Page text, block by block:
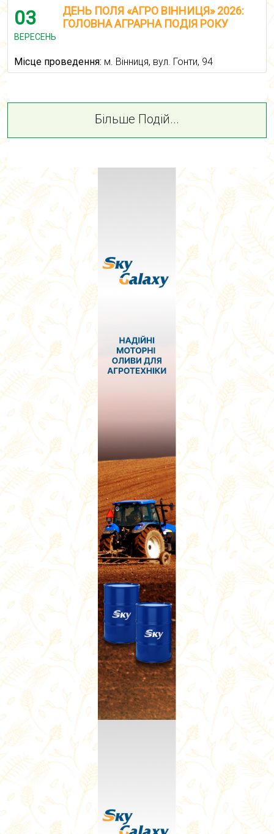
03
ВЕРЕСЕНЬ
ДЕНЬ ПОЛЯ «АГРО ВІННИЦЯ» 2026:
ГОЛОВНА АГРАРНА ПОДІЯ РОКУ
Місце проведення: м. Вінниця, вул. Гонти, 94
Більше Подій...